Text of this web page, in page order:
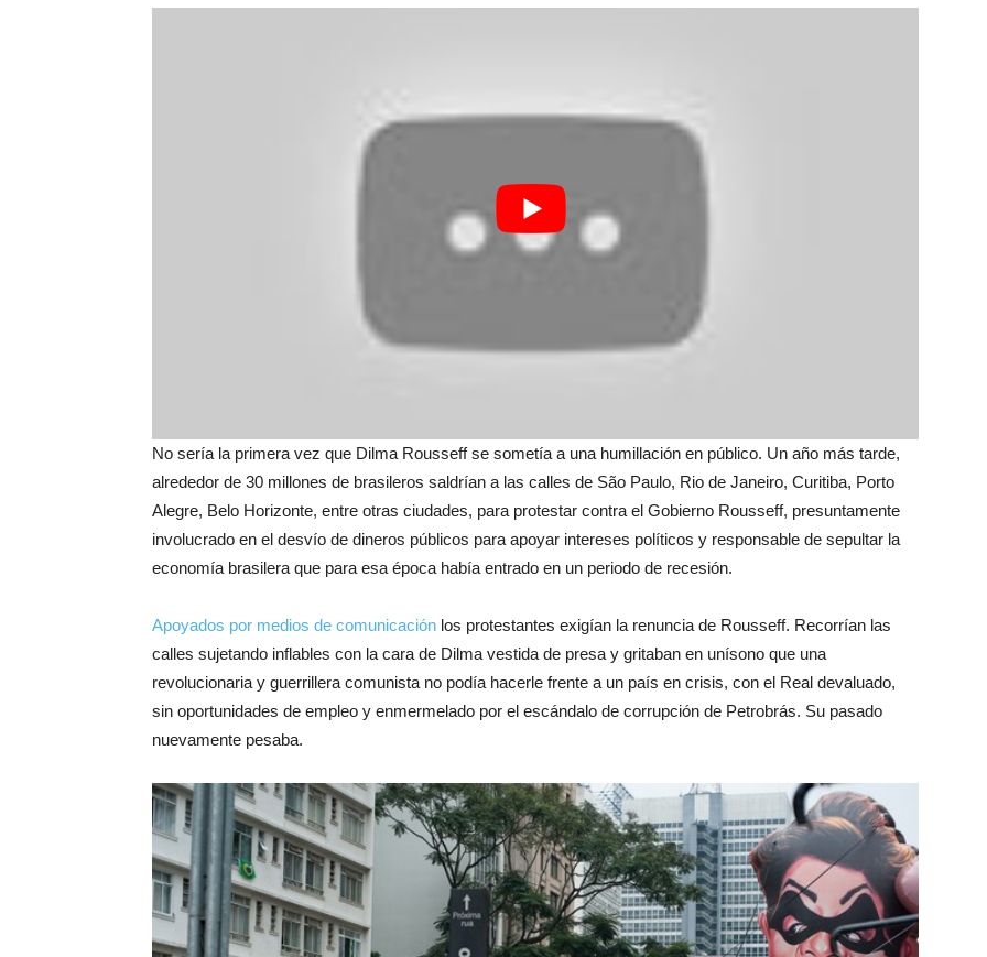
No sería la primera vez que Dilma Rousseff se sometía a una humillación en público. Un año más tarde,
alrededor de 30 millones de brasileros saldrían a las calles de São Paulo, Rio de Janeiro, Curitiba, Porto
Alegre, Belo Horizonte, entre otras ciudades, para protestar contra el Gobierno Rousseff, presuntamente
involucrado en el desvío de dineros públicos para apoyar intereses políticos y responsable de sepultar la
economía brasilera que para esa época había entrado en un periodo de recesión.
Apoyados por medios de comunicación los protestantes exigían la renuncia de Rousseff. Recorrían las
calles sujetando inflables con la cara de Dilma vestida de presa y gritaban en unísono que una
revolucionaria y guerrillera comunista no podía hacerle frente a un país en crisis, con el Real devaluado,
sin oportunidades de empleo y enmermelado por el escándalo de corrupción de Petrobrás. Su pasado
nuevamente pesaba.